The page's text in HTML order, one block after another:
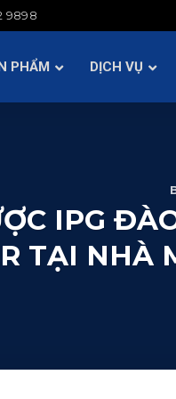
9898
PHẨM DỊCH VỤ
IPG
TẠI NHÀ
BẢO HÀNH